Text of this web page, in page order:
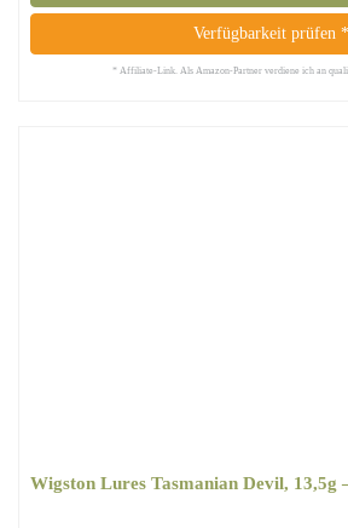
Verfügbarkeit prüfen *
* Affiliate-Link. Als Amazon-Partner verdiene ich an
Wigston Lures ‎Tasmanian Devil, 13,5g